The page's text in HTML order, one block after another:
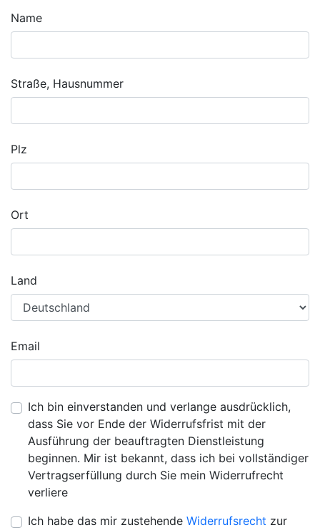
Name
Straße, Hausnummer
Plz
Ort
Land
Email
Ich bin einverstanden und verlange ausdrücklich,
dass Sie vor Ende der Widerrufsfrist mit der
Ausführung der beauftragten Dienstleistung
beginnen. Mir ist bekannt, dass ich bei vollständiger
Vertragserfüllung durch Sie mein Widerrufrecht
verliere
Ich habe das mir zustehende Widerrufsrecht zur